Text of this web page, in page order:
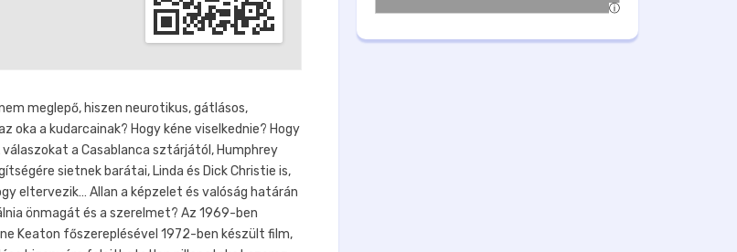
meglepő, hiszen neurotikus, gátlásos,
oka a kudarcainak? Hogy kéne viselkednie? Hogy
a Casablanca sztárjától, Humphrey
sietnek barátai, Linda és Dick Christie is,
eltervezik… Allan a képzelet és valóság határán
önmagát és a szerelmet? Az 1969-ben
Keaton főszereplésével 1972-ben készült film,